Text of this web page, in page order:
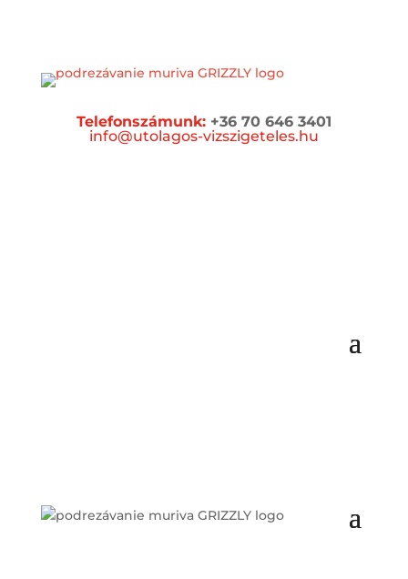
Telefonszámunk: +36 70 646 3401
info@utolagos-vizszigeteles.hu